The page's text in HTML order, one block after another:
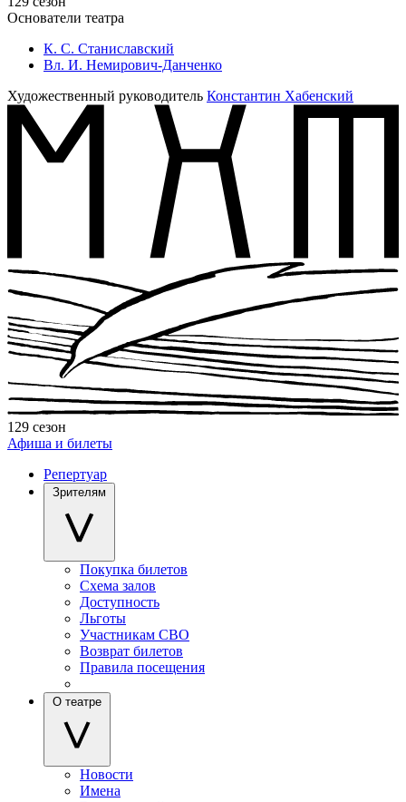
Основатели театра
К. С. Станиславский
Вл. И. Немирович-Данченко
Художественный руководитель Константин Хабенский
129 сезон
Афиша и билеты
Репертуар
Зрителям
Покупка билетов
Схема залов
Доступность
Льготы
Участникам СВО
Возврат билетов
Правила посещения
О театре
Новости
Имена